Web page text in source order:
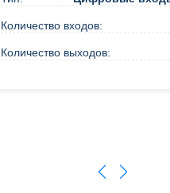
Количество входов:
Количество выходов: